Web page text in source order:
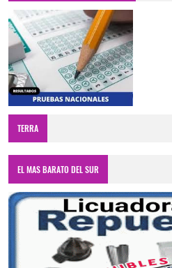
TERRA
EL MAS BARATO DEL SUR